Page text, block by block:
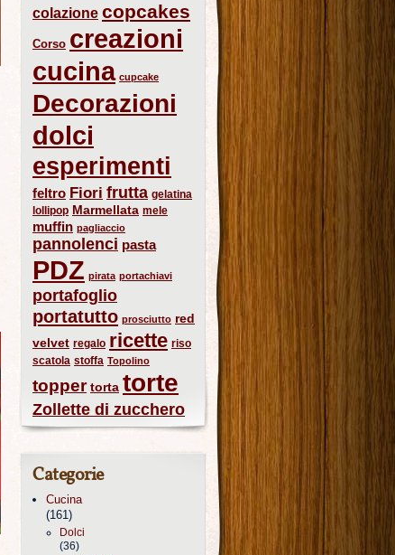
colazione copcakes
Corso creazioni
cucina cupcake
Decorazioni
dolci
esperimenti
feltro Fiori frutta gelatina
lollipop Marmellata mele
muffin pagliaccio
pannolenci pasta
PDZ pirata portachiavi
portafoglio
portatutto prosciutto red
velvet regalo ricette riso
scatola stoffa Topolino
topper torta torte
Zollette di zucchero
Categorie
Cucina
(161)
Dolci
(36)